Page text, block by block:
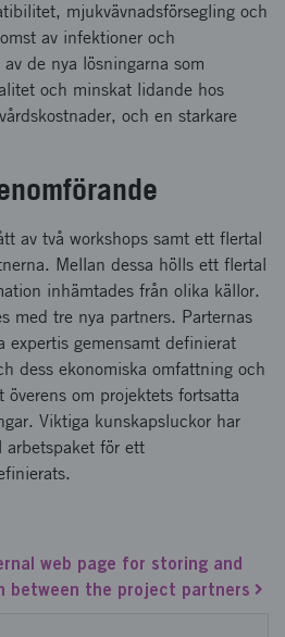
mjukvävnadsförsegling och
av infektioner och
de nya lösningarna som
och minskat lidande hos
och en starkare
av två workshops samt ett flertal
Mellan dessa hölls ett flertal
inhämtades från olika källor.
med tre nya partners. Parternas
expertis gemensamt definierat
dess ekonomiska omfattning och
om projektets fortsatta
Viktiga kunskapsluckor har
för ett
web page for storing and
between the project partners